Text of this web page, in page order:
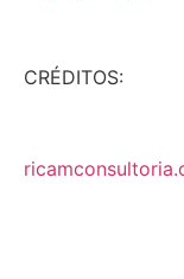
CRÉDITOS: